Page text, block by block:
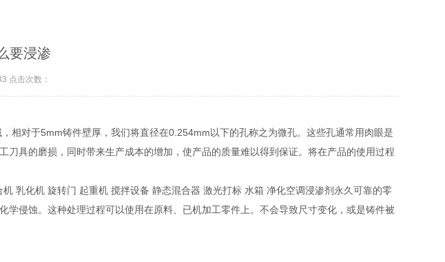
要浸渗
点击次数：
相对于5mm铸件壁厚，我们将直径在0.254mm以下的孔称之为微孔。这些孔通常用肉眼是
具的磨损，同时带来生产成本的增加，使产品的质量难以得到保证。将在产品的使用过程
化机 旋转门 起重机 搅拌设备 静态混合器 激光打标 水箱 净化空调浸渗剂永久可靠的零
侵蚀。这种处理过程可以使用在原料、已机加工零件上。不会导致尺寸变化，或是铸件被